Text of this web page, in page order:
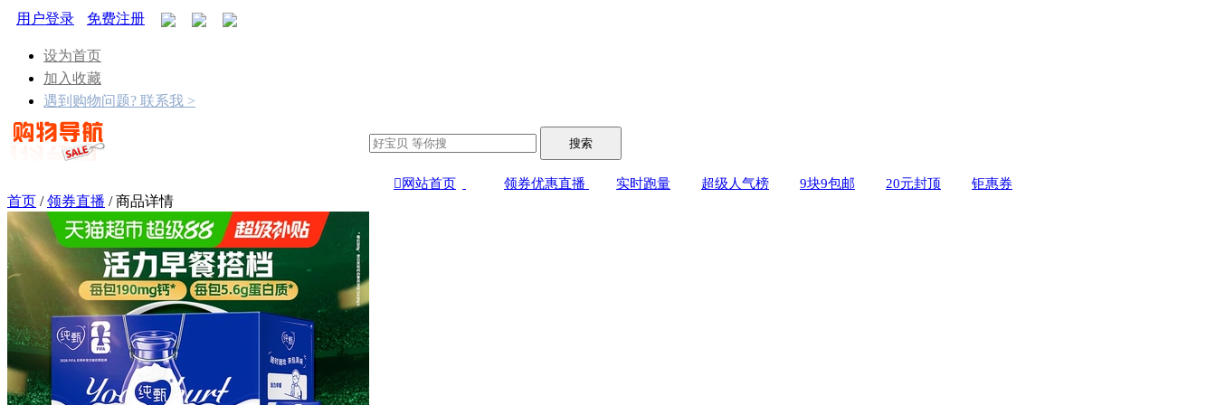
用户登录 免费注册
设为首页
加入收藏
遇到购物问题? 联系我 >
搜索
 网站首页 领券优惠直播 实时跑量 超级人气榜 9块9包邮 20元封顶 钜惠券
首页 /领券直播 /商品详情